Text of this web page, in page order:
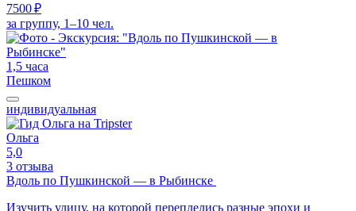
7500 ₽
за группу, 1–10 чел.
1,5 часа
Пешком
индивидуальная
Ольга
5,0
3 отзыва
Вдоль по Пушкинской — в Рыбинске
Изучить улицу, на которой переплелись разные эпохи и